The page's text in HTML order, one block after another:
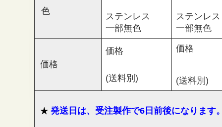
色
ステンレス
一部無色
ステンレス
一部無色
価格
価格
(送料別)
価格
(送料別)
★ 発送日は、受注製作で6日前後になります